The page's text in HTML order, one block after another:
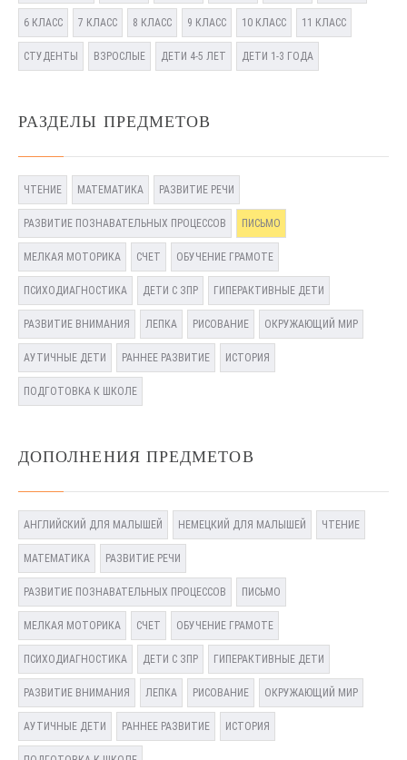
6 КЛАСС 7 КЛАСС 8 КЛАСС 9 КЛАСС 10 КЛАСС 11 КЛАСС
СТУДЕНТЫ ВЗРОСЛЫЕ ДЕТИ 4-5 ЛЕТ ДЕТИ 1-3 ГОДА
РАЗДЕЛЫ ПРЕДМЕТОВ
ЧТЕНИЕ МАТЕМАТИКА РАЗВИТИЕ РЕЧИ
РАЗВИТИЕ ПОЗНАВАТЕЛЬНЫХ ПРОЦЕССОВ ПИСЬМО
МЕЛКАЯ МОТОРИКА СЧЕТ ОБУЧЕНИЕ ГРАМОТЕ
ПСИХОДИАГНОСТИКА ДЕТИ С ЗПР ГИПЕРАКТИВНЫЕ ДЕТИ
РАЗВИТИЕ ВНИМАНИЯ ЛЕПКА РИСОВАНИЕ ОКРУЖАЮЩИЙ МИР
АУТИЧНЫЕ ДЕТИ РАННЕЕ РАЗВИТИЕ ИСТОРИЯ
ПОДГОТОВКА К ШКОЛЕ
ДОПОЛНЕНИЯ ПРЕДМЕТОВ
АНГЛИЙСКИЙ ДЛЯ МАЛЫШЕЙ НЕМЕЦКИЙ ДЛЯ МАЛЫШЕЙ ЧТЕНИЕ
МАТЕМАТИКА РАЗВИТИЕ РЕЧИ
РАЗВИТИЕ ПОЗНАВАТЕЛЬНЫХ ПРОЦЕССОВ ПИСЬМО
МЕЛКАЯ МОТОРИКА СЧЕТ ОБУЧЕНИЕ ГРАМОТЕ
ПСИХОДИАГНОСТИКА ДЕТИ С ЗПР ГИПЕРАКТИВНЫЕ ДЕТИ
РАЗВИТИЕ ВНИМАНИЯ ЛЕПКА РИСОВАНИЕ ОКРУЖАЮЩИЙ МИР
АУТИЧНЫЕ ДЕТИ РАННЕЕ РАЗВИТИЕ ИСТОРИЯ